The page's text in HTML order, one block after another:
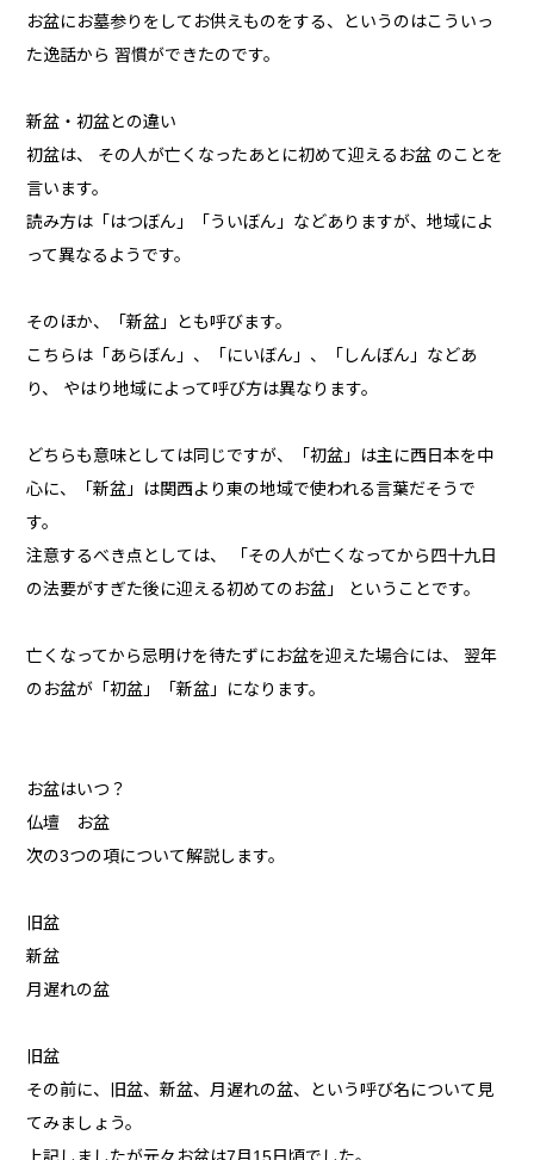
お盆にお墓参りをしてお供えものをする、というのはこういっ
た逸話から 習慣ができたのです。
新盆・初盆との違い
初盆は、 その人が亡くなったあとに初めて迎えるお盆 のことを
言います。
読み方は「はつぼん」「ういぼん」などありますが、地域によ
って異なるようです。
そのほか、「新盆」とも呼びます。
こちらは「あらぼん」、「にいぼん」、「しんぼん」などあ
り、 やはり地域によって呼び方は異なります。
どちらも意味としては同じですが、「初盆」は主に西日本を中
心に、「新盆」は関西より東の地域で使われる言葉だそうで
す。
注意するべき点としては、 「その人が亡くなってから四十九日
の法要がすぎた後に迎える初めてのお盆」 ということです。
亡くなってから忌明けを待たずにお盆を迎えた場合には、 翌年
のお盆が「初盆」「新盆」になります。
お盆はいつ？
仏壇 お盆
次の3つの項について解説します。
旧盆
新盆
月遅れの盆
旧盆
その前に、旧盆、新盆、月遅れの盆、という呼び名について見
てみましょう。